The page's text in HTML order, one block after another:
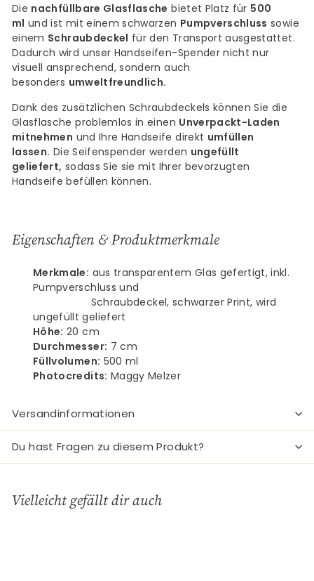
Die nachfüllbare Glasflasche bietet Platz für 500
ml und ist mit einem schwarzen Pumpverschluss sowie
einem Schraubdeckel für den Transport ausgestattet.
Dadurch wird unser Handseifen-Spender nicht nur
visuell ansprechend, sondern auch
besonders umweltfreundlich.
Dank des zusätzlichen Schraubdeckels können Sie die
Glasflasche problemlos in einen Unverpackt-Laden
mitnehmen und Ihre Handseife direkt umfüllen
lassen. Die Seifenspender werden ungefüllt
geliefert, sodass Sie sie mit Ihrer bevorzugten
Handseife befüllen können.
Eigenschaften & Produktmerkmale
Merkmale: aus transparentem Glas gefertigt, inkl.
Pumpverschluss und
Schraubdeckel, schwarzer Print, wird
ungefüllt geliefert
Höhe: 20 cm
Durchmesser: 7 cm
Füllvolumen: 500 ml
Photocredits: Maggy Melzer
Versandinformationen
Du hast Fragen zu diesem Produkt?
Vielleicht gefällt dir auch